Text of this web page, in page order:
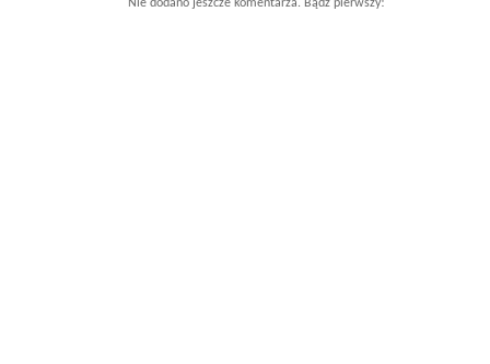
Nie dodano jeszcze komentarza. Bądź pierwszy!